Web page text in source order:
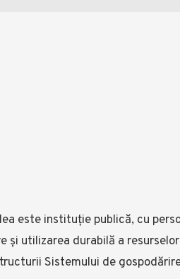
este instituție publică, cu
și utilizarea durabilă a
Sistemului de